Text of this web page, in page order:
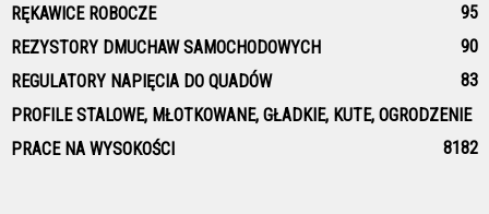
RĘKAWICE ROBOCZE
95
REZYSTORY DMUCHAW SAMOCHODOWYCH
90
REGULATORY NAPIĘCIA DO QUADÓW
83
PROFILE STALOWE, MŁOTKOWANE, GŁADKIE, KUTE, OGRODZENIE
82
PRACE NA WYSOKOŚCI 81